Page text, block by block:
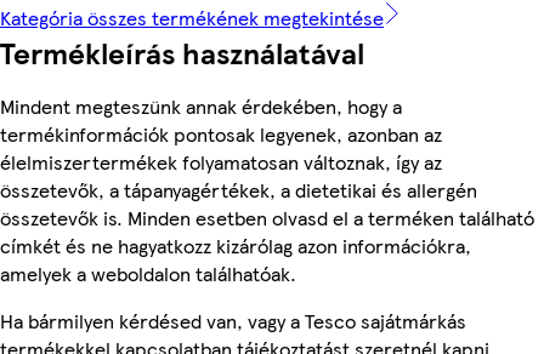
Kategória összes termékének megtekintése
Termékleírás használatával
Mindent megteszünk annak érdekében, hogy a
termékinformációk pontosak legyenek, azonban az
élelmiszertermékek folyamatosan változnak, így az
összetevők, a tápanyagértékek, a dietetikai és allergén
összetevők is. Minden esetben olvasd el a terméken található
címkét és ne hagyatkozz kizárólag azon információkra,
amelyek a weboldalon találhatóak.
Ha bármilyen kérdésed van, vagy a Tesco sajátmárkás